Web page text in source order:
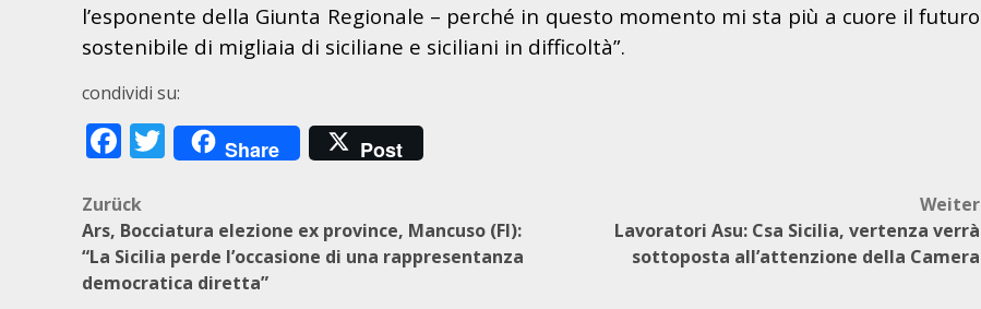
l’esponente della Giunta Regionale – perché in questo momento mi sta più a cuore il futuro
sostenibile di migliaia di siciliane e siciliani in difficoltà”.
condividi su:
Facebook
Twitter
Share Post
Beitragsnavigation
Zurück
Ars, Bocciatura elezione ex province, Mancuso (FI):
“La Sicilia perde l’occasione di una rappresentanza
democratica diretta”
Weiter
Lavoratori Asu: Csa Sicilia, vertenza verrà
sottoposta all’attenzione della Camera